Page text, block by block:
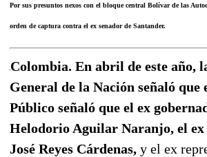
Por sus presuntos nexos con el bloque central Bolívar de las
orden de captura contra el ex senador de Santander.
Colombia. En abril de este año,
General de la Nación señaló
Público señaló que el ex
Helodorio Aguilar Naranjo, el ex
José Reyes Cárdenas, y el ex